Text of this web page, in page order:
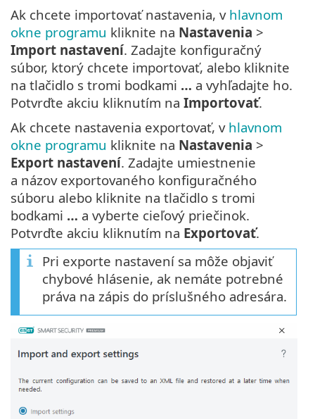
Ak chcete importovať nastavenia, v hlavnom
okne programu kliknite na Nastavenia >
Import nastavení. Zadajte konfiguračný
súbor, ktorý chcete importovať, alebo kliknite
na tlačidlo s tromi bodkami … a vyhľadajte ho.
Potvrďte akciu kliknutím na Importovať.
Ak chcete nastavenia exportovať, v hlavnom
okne programu kliknite na Nastavenia >
Export nastavení. Zadajte umiestnenie
a názov exportovaného konfiguračného
súboru alebo kliknite na tlačidlo s tromi
bodkami … a vyberte cieľový priečinok.
Potvrďte akciu kliknutím na Exportovať.
Pri exporte nastavení sa môže objaviť
chybové hlásenie, ak nemáte potrebné
práva na zápis do príslušného adresára.